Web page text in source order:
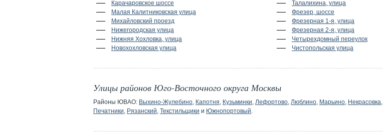
Карачаровское шоссе
Малая Калитниковская улица
Михайловский проезд
Нижегородская улица
Нижняя Хохловка, улица
Новохохловская улица
Талалихина, улица
Фрезер, шоссе
Фрезерная 1-я, улица
Фрезерная 2-я, улица
Четырехдомный переулок
Чистопольская улица
Улицы районов Юго-Восточного округа Москвы
Районы ЮВАО: Выхино-Жулебино, Капотня, Кузьминки, Лефортово, Люблино, Марьино, Некрасовка,
Печатники, Рязанский, Текстильщики и Южнопортовый.